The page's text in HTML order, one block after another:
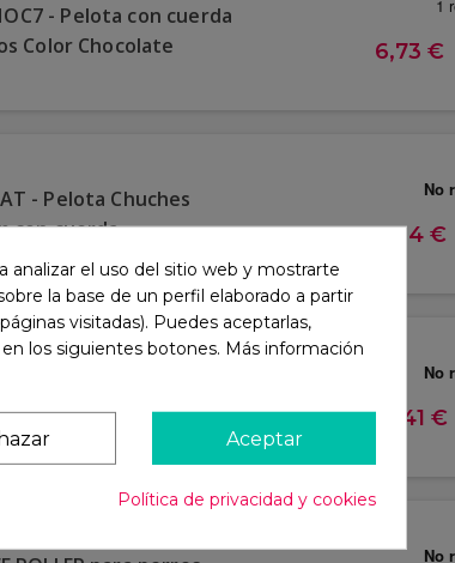
- Pelota con cuerda
Color Chocolate
6,73 €
- Pelota Chuches
con cuerda
10,14 €
DISPENSING | Pelota
14,41 €
analizar el uso del sitio web y mostrarte
la base de un perfil elaborado a partir
visitadas). Puedes aceptarlas,
los siguientes botones. Más información
Aceptar
Política de privacidad y cookies